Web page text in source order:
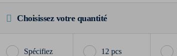
Choisissez votre quantité
12 pcs